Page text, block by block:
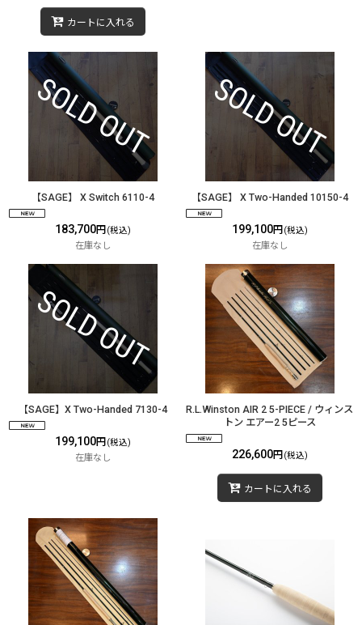
カートに入れる
【SAGE】 X Switch 6110-4
183,700円 (税込)
在庫なし
【SAGE】 X Two-Handed 10150-4
199,100円 (税込)
在庫なし
【SAGE】X Two-Handed 7130-4
199,100円 (税込)
在庫なし
R.L.Winston AIR 2 5-PIECE / ウィンス
トン エアー2 5ピース
226,600円 (税込)
カートに入れる